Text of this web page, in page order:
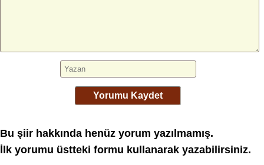
Yorumu Kaydet
Bu şiir hakkında henüz yorum yazılmamış.
İlk yorumu üstteki formu kullanarak yazabilirsiniz.